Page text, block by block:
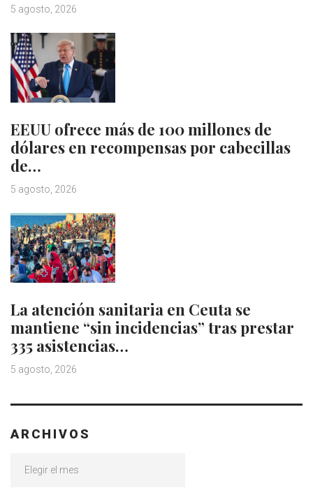
5 agosto, 2026
EEUU ofrece más de 100 millones de
dólares en recompensas por cabecillas
de…
5 agosto, 2026
La atención sanitaria en Ceuta se
mantiene “sin incidencias” tras prestar
335 asistencias…
5 agosto, 2026
ARCHIVOS